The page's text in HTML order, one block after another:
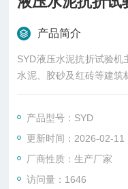
产品简介
SYD液压水泥抗折试验机
水泥、胶砂及红砖等建筑
浆试块、混凝土快速试验
字显示、加荷速率显示
数据保持等功能。
产品型号：SYD
更新时间：2026-02-11
厂商性质：生产厂家
访问量：1646